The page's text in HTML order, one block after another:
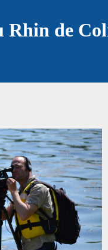
Rhin de